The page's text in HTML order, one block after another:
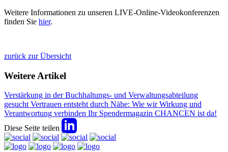
Weitere Informationen zu unseren LIVE-Online-Videokonferenzen
finden Sie hier.
zurück zur Übersicht
Weitere Artikel
Verstärkung in der Buchhaltungs- und Verwaltungsabteilung
gesucht Vertrauen entsteht durch Nähe: Wie wir Wirkung und
Verantwortung verbinden Ihr Spendermagazin CHANCEN ist da!
Diese Seite teilen